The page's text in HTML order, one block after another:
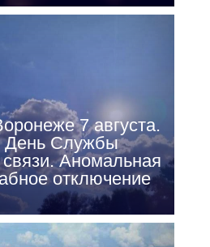
7 августа.
День Службы
Аномальная
отключение